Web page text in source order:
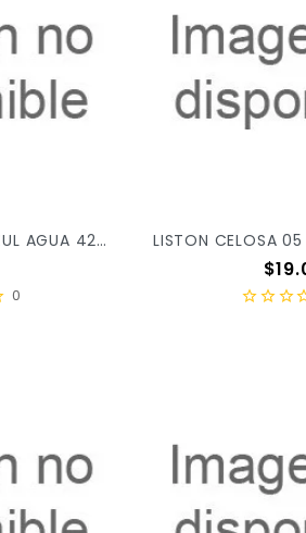
LISTON CELOSA 05 AZUL AGUA 42 X/52
0